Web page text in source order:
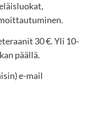
30 €. Yli 10-
päällä.
e-mail